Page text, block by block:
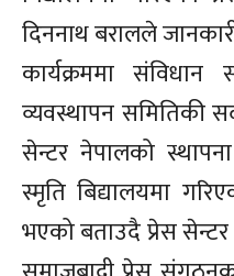
दिननाथ बरालले
कार्यक्रममा
व्यवस्थापन समितिकी
सेन्टर नेपालको
स्मृति बिद्यालयमा
भएको बताउदै प्रेस